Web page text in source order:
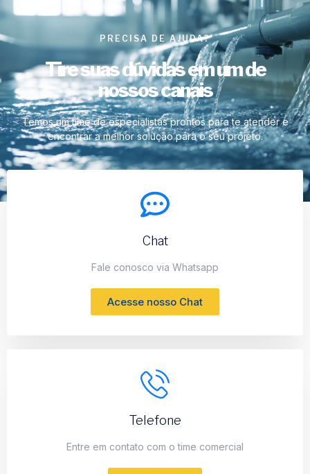
PRECISA DE AJUDA?
Tire suas dúvidas em um de
nossos canais
Temos um time de especialistas prontos para te atender e
encontrar a melhor solução para o seu projeto.
Chat
Fale conosco via Whatsapp
Acesse nosso Chat
Telefone
Entre em contato com o time comercial